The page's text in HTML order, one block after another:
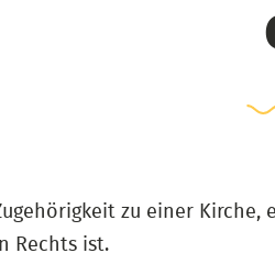
zu einer
Rechts ist.